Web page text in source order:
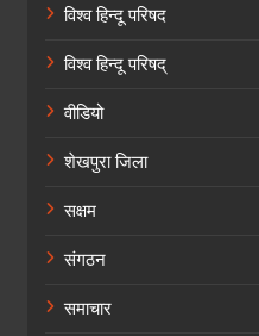
विश्व हिन्दू परिषद
विश्व हिन्दू परिषद्
वीडियो
शेखपुरा जिला
सक्षम
संगठन
समाचार